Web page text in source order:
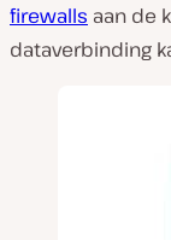
firewalls aan de
dataverbinding